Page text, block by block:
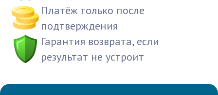
Платёж только после
подтверждения
Гарантия возврата, если
результат не устроит